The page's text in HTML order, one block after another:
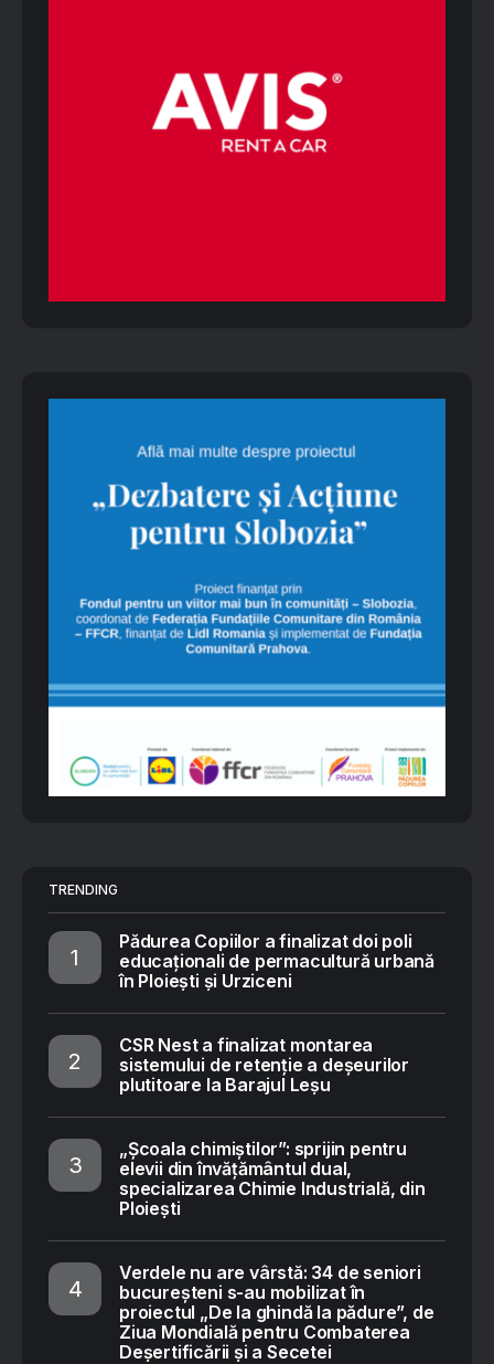
TRENDING
Pădurea Copiilor a finalizat doi poli
educaționali de permacultură urbană
în Ploiești și Urziceni
CSR Nest a finalizat montarea
sistemului de retenție a deșeurilor
plutitoare la Barajul Leșu
„Școala chimiștilor”: sprijin pentru
elevii din învățământul dual,
specializarea Chimie Industrială, din
Ploiești
Verdele nu are vârstă: 34 de seniori
bucureșteni s-au mobilizat în
proiectul „De la ghindă la pădure”, de
Ziua Mondială pentru Combaterea
Deșertificării și a Secetei